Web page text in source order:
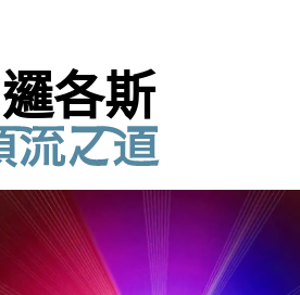
邏各斯